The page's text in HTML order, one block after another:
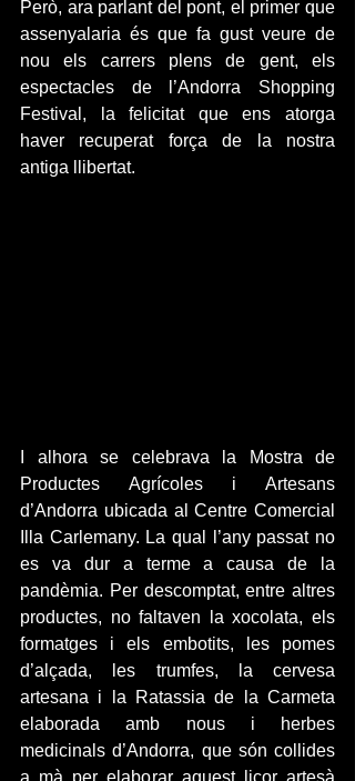
Però, ara parlant del pont, el primer que
assenyalaria és que fa gust veure de
nou els carrers plens de gent, els
espectacles de l’Andorra Shopping
Festival, la felicitat que ens atorga
haver recuperat força de la nostra
antiga llibertat.
I alhora se celebrava la Mostra de
Productes Agrícoles i Artesans
d’Andorra ubicada al Centre Comercial
Illa Carlemany. La qual l’any passat no
es va dur a terme a causa de la
pandèmia. Per descomptat, entre altres
productes, no faltaven la xocolata, els
formatges i els embotits, les pomes
d’alçada, les trumfes, la cervesa
artesana i la Ratassia de la Carmeta
elaborada amb nous i herbes
medicinals d’Andorra, que són collides
a mà per elaborar aquest licor artesà